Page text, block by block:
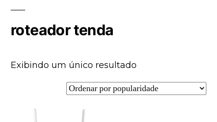
roteador tenda
Exibindo um único resultado